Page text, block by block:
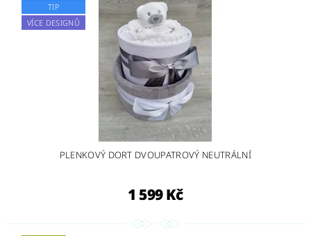
TIP
VÍCE DESIGNŮ
PLENKOVÝ DORT DVOUPATROVÝ NEUTRÁLNÍ
1 599 Kč